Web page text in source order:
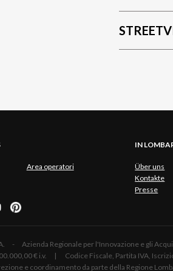
Area operatori
IN
Über uns
Kontakte
Presse
- Azienda Regionale per l'Innovazione e gli
€ i.v. | Codice Fiscale, Partita IVA,
e coordinamento da parte della Regione